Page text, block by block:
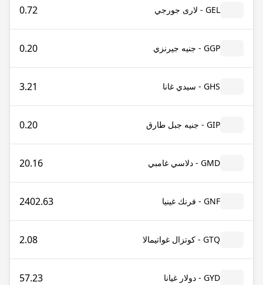
GEL - لارى جورجي 0.72
GGP - جنيه جيرنزي 0.20
GHS - سيدي غانا 3.21
GIP - جنيه جبل طارق 0.20
GMD - دلاسي غامبي 20.16
GNF - فرنك غينيا 2402.63
GTQ - كوتزال غواتيمالا 2.08
GYD - دولار غيانا 57.23